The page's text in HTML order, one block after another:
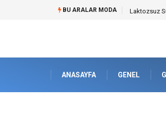
BU ARALAR MODA Cold mix
ANASAYFA GENEL